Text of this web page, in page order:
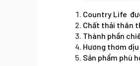
Country Life
Chất thải thân
Thành phần
Hương thơm
Sản phẩm phù